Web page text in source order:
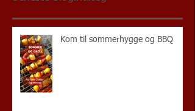
Kom til sommerhygge og BBQ